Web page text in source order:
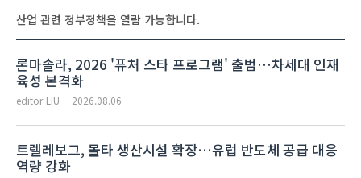
산업 관련 정부정책을 열람 가능합니다.
론마솔라, 2026 '퓨처 스타 프로그램' 출범…차세대 인재
육성 본격화
editor-LIU 2026.08.06
트렐레보그, 몰타 생산시설 확장…유럽 반도체 공급 대응
역량 강화